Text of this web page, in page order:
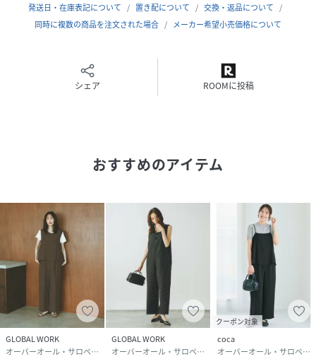
性別タイプ レディース
RV2082_636257
発送日・在庫表記について 置き配について
交換・返品について
同時に複数の商品を注文された場合
メーカー希望小売価格について
シェア ROOMに投稿
おすすめのアイテム
GLOBAL WORK
オーバーオール・サロペット
GLOBAL WORK
オーバーオール・サロペット
クーポン対象
coca
オーバーオール・サロペット